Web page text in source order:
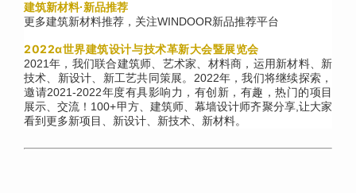
建筑新材料·新品推荐
更多建筑新材料推荐，关注WINDOOR新品推荐平台
2022α世界建筑设计与技术革新大会暨展览会
2021年，我们联合建筑师、艺术家、材料商，运用新材料、新
技术、新设计、新工艺共同策展。2022年，我们将继续探索，
邀请2021-2022年度有具影响力，有创新，有趣，热门的项目
展示、交流！100+甲方、建筑师、幕墙设计师齐聚分享,让大家
看到更多新项目、新设计、新技术、新材料。